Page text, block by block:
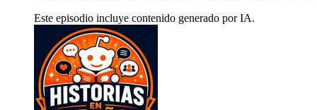
Este episodio incluye contenido generado por IA.